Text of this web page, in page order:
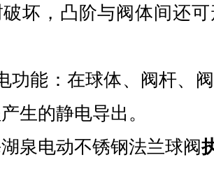
坏，凸阶与阀体间还
功能：在球体、阀杆、
生的静电导出。
泉电动不锈钢法兰球阀